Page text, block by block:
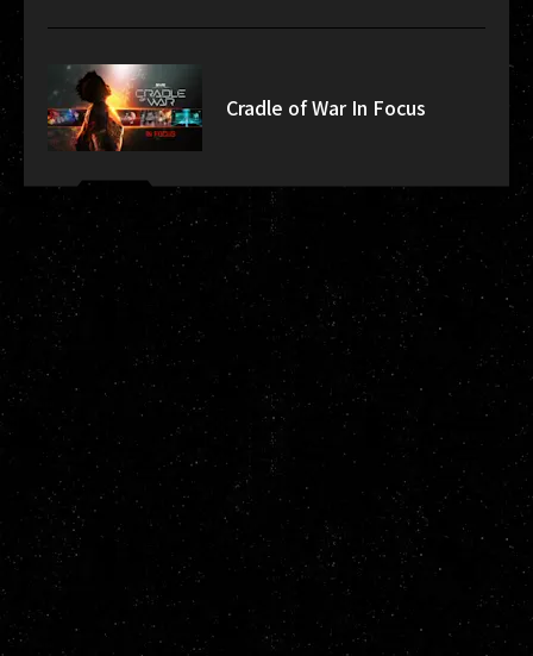
Cradle of War In Focus